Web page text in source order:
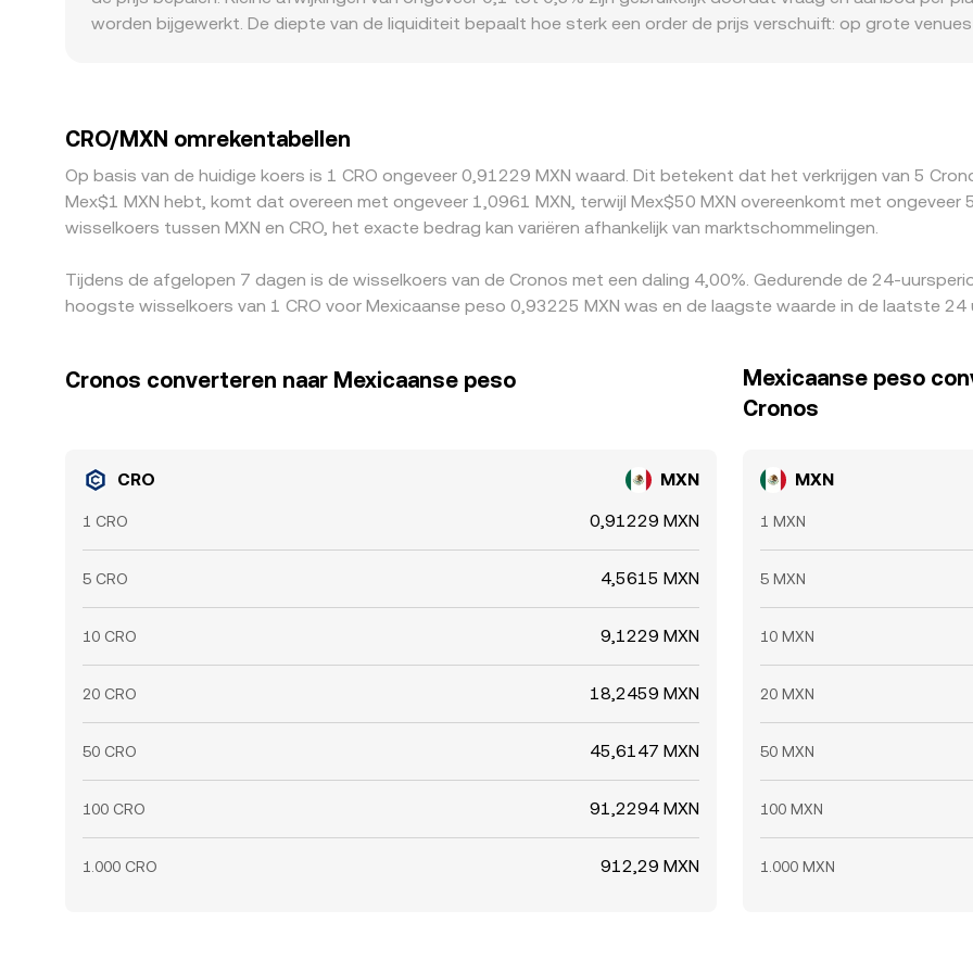
over meerdere venues en AMM‑prijzen op DEX’en — vormen de praktische basis voor de CRO/MXN
worden bijgewerkt. De diepte van de liquiditeit bepaalt hoe sterk een order de prijs verschuift: op grote venues
ten opzichte van MXN op een platform iets boven of onder pari noteert, werkt die basis door in de afgeleide
lager is en verkopen waar het hoger is, wat prijzen richting elkaar trekt, maar fricties zoals transactiekosten,
beperkingen rond MXN‑kanalen voorkomen dat verschillen volledig verdwijnen.
CRO/MXN omrekentabellen
Op basis van de huidige koers is 1 CRO ongeveer 0,91229 MXN waard. Dit betekent dat het verkrijgen van 5
Mex$1 MXN hebt, komt dat overeen met ongeveer 1,0961 MXN, terwijl Mex$50 MXN overeenkomt met
wisselkoers tussen MXN en CRO, het exacte bedrag kan variëren afhankelijk van marktschommelingen.
Tijdens de afgelopen 7 dagen is de wisselkoers van de Cronos met een daling 4,00%. Gedurende de 24-
hoogste wisselkoers van 1 CRO voor Mexicaanse peso 0,93225 MXN was en de laagste waarde in de laatste 24
Cronos converteren naar Mexicaanse peso
CRO MXN
1 CRO 0,91229 MXN
5 CRO 4,5615 MXN
10 CRO 9,1229 MXN
20 CRO 18,2459 MXN
50 CRO 45,6147 MXN
100 CRO 91,2294 MXN
1.000 CRO 912,29 MXN
Mexicaanse peso
Cronos
MXN
1 MXN
5 MXN
10 MXN
20 MXN
50 MXN
100 MXN
1.000 MXN